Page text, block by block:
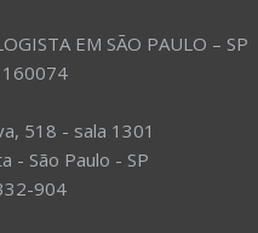
EM SÃO PAULO – SP
160074
518 - sala 1301
- São Paulo - SP
904